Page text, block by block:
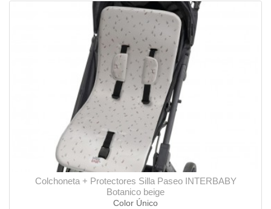
Colchoneta + Protectores Silla Paseo INTERBABY
Botanico beige
Color Único